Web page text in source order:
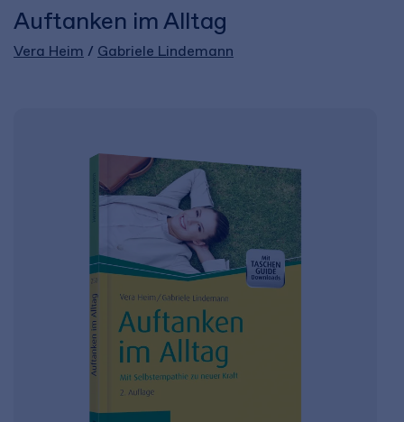
Auftanken im Alltag
Vera Heim / Gabriele Lindemann